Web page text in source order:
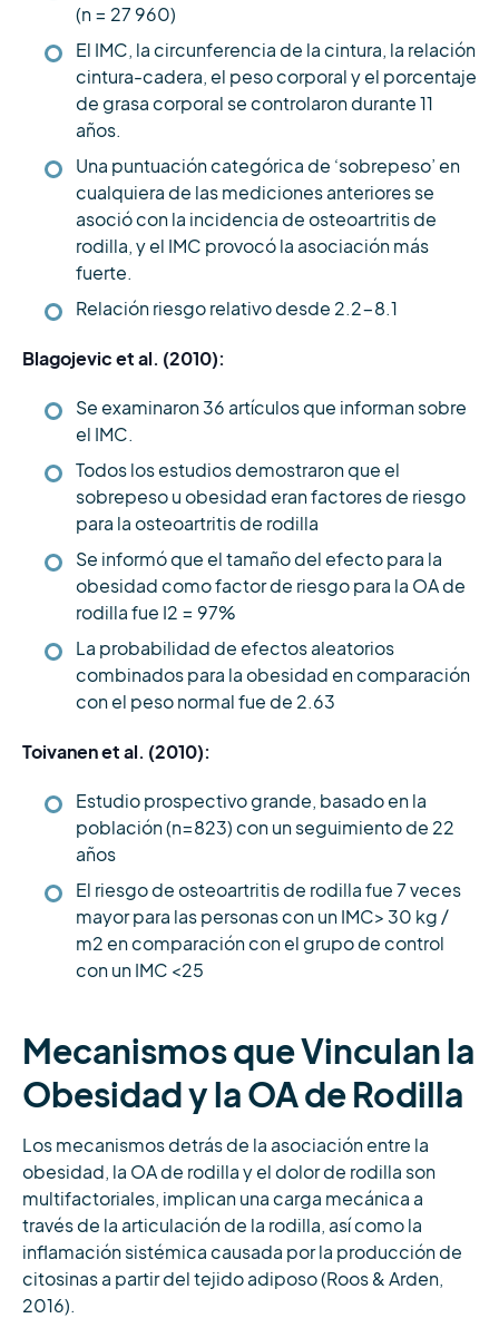
(n = 27 960)
El IMC, la circunferencia de la cintura, la relación
cintura-cadera, el peso corporal y el porcentaje
de grasa corporal se controlaron durante 11
años.
Una puntuación categórica de ‘sobrepeso’ en
cualquiera de las mediciones anteriores se
asoció con la incidencia de osteoartritis de
rodilla, y el IMC provocó la asociación más
fuerte.
Relación riesgo relativo desde 2.2-8.1
Blagojevic et al. (2010):
Se examinaron 36 artículos que informan sobre
el IMC.
Todos los estudios demostraron que el
sobrepeso u obesidad eran factores de riesgo
para la osteoartritis de rodilla
Se informó que el tamaño del efecto para la
obesidad como factor de riesgo para la OA de
rodilla fue I2 = 97%
La probabilidad de efectos aleatorios
combinados para la obesidad en comparación
con el peso normal fue de 2.63
Toivanen et al. (2010):
Estudio prospectivo grande, basado en la
población (n=823) con un seguimiento de 22
años
El riesgo de osteoartritis de rodilla fue 7 veces
mayor para las personas con un IMC> 30 kg /
m2 en comparación con el grupo de control
con un IMC <25
Mecanismos que Vinculan la
Obesidad y la OA de Rodilla
Los mecanismos detrás de la asociación entre la
obesidad, la OA de rodilla y el dolor de rodilla son
multifactoriales, implican una carga mecánica a
través de la articulación de la rodilla, así como la
inflamación sistémica causada por la producción de
citosinas a partir del tejido adiposo (Roos & Arden,
2016).